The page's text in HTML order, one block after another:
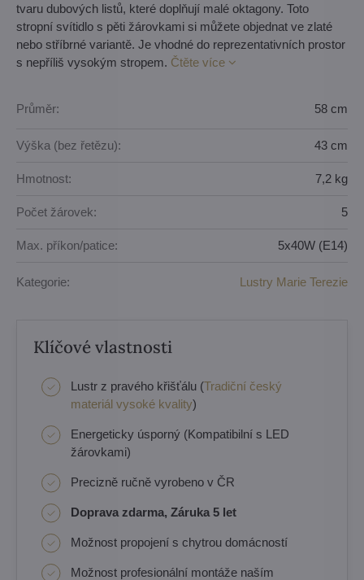
tvaru dubových listů, které doplňují malé oktagony. Toto
stropní svítidlo s pěti žárovkami si můžete objednat ve zlaté
nebo stříbrné variantě. Je vhodné do reprezentativních prostor
s nepříliš vysokým stropem. Čtěte více
Průměr: 58 cm
Výška (bez řetězu): 43 cm
Hmotnost: 7,2 kg
Počet žárovek: 5
Max. příkon/patice: 5x40W (E14)
Kategorie: Lustry Marie Terezie
Klíčové vlastnosti
Lustr z pravého křišťálu (Tradiční český
materiál vysoké kvality)
Energeticky úsporný (Kompatibilní s LED
žárovkami)
Precizně ručně vyrobeno v ČR
Doprava zdarma, Záruka 5 let
Možnost propojení s chytrou domácností
Možnost profesionální montáže naším